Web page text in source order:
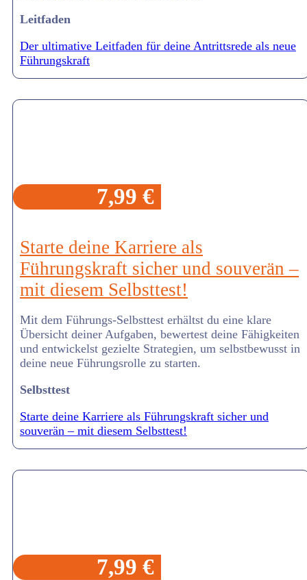
Leitfaden
Der ultimative Leitfaden für deine Antrittsrede als neue
Führungskraft
7,99 €
Starte deine Karriere als
Führungskraft sicher und souverän –
mit diesem Selbsttest!
Mit dem Führungs-Selbsttest erhältst du eine klare
Übersicht deiner Aufgaben, bewertest deine Fähigkeiten
und entwickelst gezielte Strategien, um selbstbewusst in
deine neue Führungsrolle zu starten.
Selbsttest
Starte deine Karriere als Führungskraft sicher und
souverän – mit diesem Selbsttest!
7,99 €